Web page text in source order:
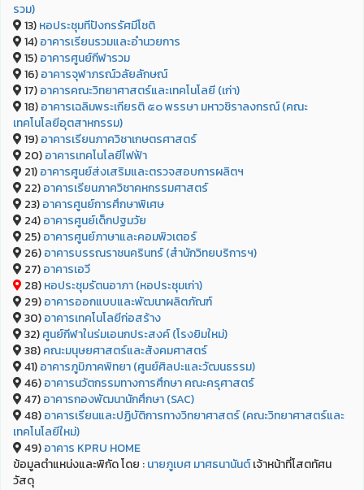
รวม)
13)หอประชุมทีปังกรรัศมีโชติ
14)อาคารเรียนรวมและอำนวยการ
15)อาคารศูนย์กีฬารวม
16)อาคารจุฬาภรณ์วลัยลักษณ์
17)อาคารคณะวิทยาศาสตร์และเทคโนโลยี (เก่า)
18)อาคารเฉลิมพระเกียรติ ๕๐ พรรษา มหาวชิราลงกรณ์ (คณะ
เทคโนโลยีอุตสาหกรรม)
19)อาคารเรียนภาควิชาเกษตรศาสตร์
20)อาคารเทคโนโลยีไฟฟ้า
21)อาคารศูนย์ส่งเสริมและตรวจสอบการผลิตฯ
22)อาคารเรียนภาควิชาคหกรรมศาสตร์
23)อาคารศูนย์การศึกษาพิเศษ
24)อาคารศูนย์เด็กปฐมวัย
25)อาคารศูนย์ภาษาและคอมพิวเตอร์
26)อาคารบรรณราชนครินทร์ (สำนักวิทยบริการฯ)
27)อาคารเอวี
28)หอประชุมรัตนอาภา (หอประชุมเก่า)
29)อาคารออกแบบและพัฒนาผลิตภัณฑ์
30)อาคารเทคโนโลยีก่อสร้าง
32)ศูนย์กีฬาในร่มเอนกประสงค์ (โรงยิมใหม่)
38)คณะมนุษยศาสตร์และสังคมศาสตร์
41)อาคารภูมิภาคพิทยา (ศูนย์ศิลปะและวัฒนธรรม)
46)อาคารนวัตกรรมทางการศึกษา คณะครุศาสตร์
47)อาคารกองพัฒนานักศึกษา (SAC)
48)อาคารเรียนและปฏิบัติการทางวิทยาศาสตร์ (คณะวิทยาศาสตร์และ
เทคโนโลยีใหม่)
49)อาคาร KPRU HOME
ข้อมูลตำแหน่งและพิกัด โดย :นายภูเบศ มาศธนานันต์เจ้าหน้าที่โสตทัศน
วัสดุ